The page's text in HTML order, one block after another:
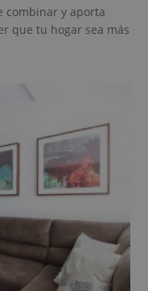
combinar y aporta
que tu hogar sea más